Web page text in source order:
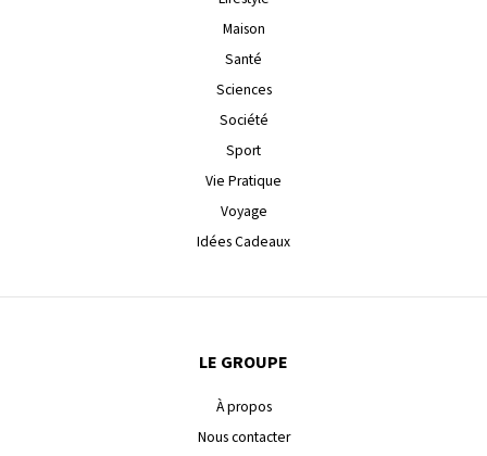
Maison
Santé
Sciences
Société
Sport
Vie Pratique
Voyage
Idées Cadeaux
LE GROUPE
À propos
Nous contacter